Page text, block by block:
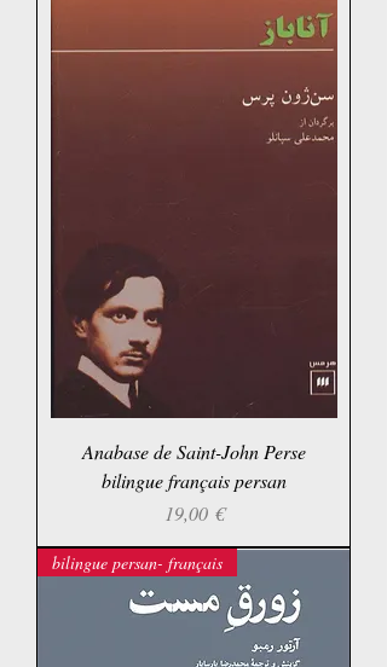
Anabase de Saint-John Perse
bilingue français persan
Prix
19,00 €
bilingue persan- français